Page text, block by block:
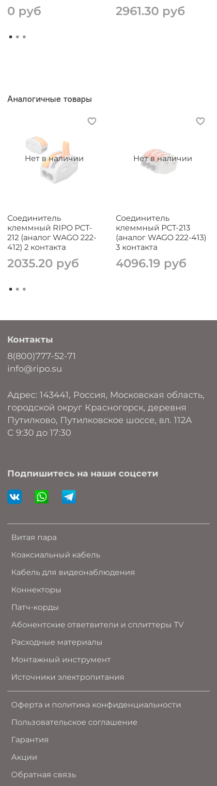
0 руб 2961.30 руб
Аналогичные товары
Нет в наличии
Соединитель
клеммный RIPO PCT-
212 (аналог WAGO 222-
412) 2 контакта
2035.20 руб
Нет в наличии
Соединитель
клеммный PCT-213
(аналог WAGO 222-413)
3 контакта
4096.19 руб
Витая пара
Коаксиальный кабель
Кабель для видеонаблюдения
Коннекторы
Патч-корды
Абонентские ответвители и сплиттеры TV
Расходные материалы
Монтажный инструмент
Источники электропитания
Оферта и политика конфиденциальности
Пользовательское соглашение
Гарантия
Акции
Обратная связь
Контакты
8(800)777-52-71
info@ripo.su
Адрес: 143441, Россия, Московская область,
городской округ Красногорск, деревня
Путилково, Путилковское шоссе, вл. 112А
C 9:30 до 17:30
Подпишитесь на наши соцсети